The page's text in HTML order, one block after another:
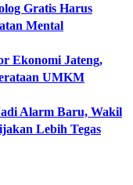
Gratis Harus
Mental
Ekonomi Jateng,
UMKM
Alarm Baru, Wakil
Lebih Tegas